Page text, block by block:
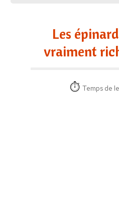
Les
vraiment
Temps de